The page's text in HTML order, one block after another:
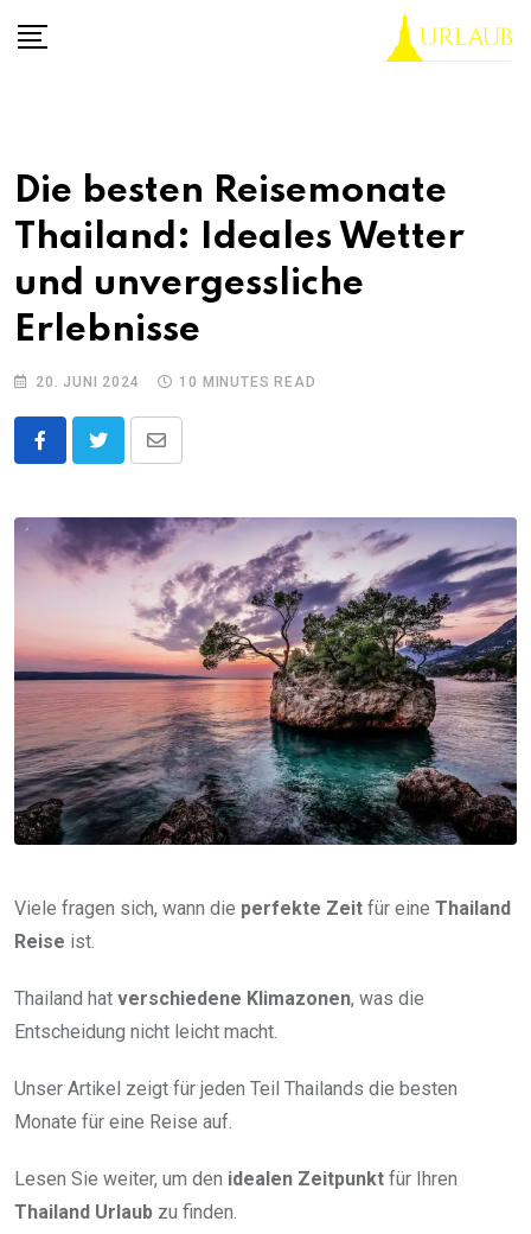
Die besten Reisemonate
Thailand: Ideales Wetter
und unvergessliche
Erlebnisse
20. JUNI 2024 10 MINUTES READ
Share
Email
Viele fragen sich, wann die perfekte Zeit für eine Thailand
Reise ist.
Thailand hat verschiedene Klimazonen, was die
Entscheidung nicht leicht macht.
Unser Artikel zeigt für jeden Teil Thailands die besten
Monate für eine Reise auf.
Lesen Sie weiter, um den idealen Zeitpunkt für Ihren
Thailand Urlaub zu finden.